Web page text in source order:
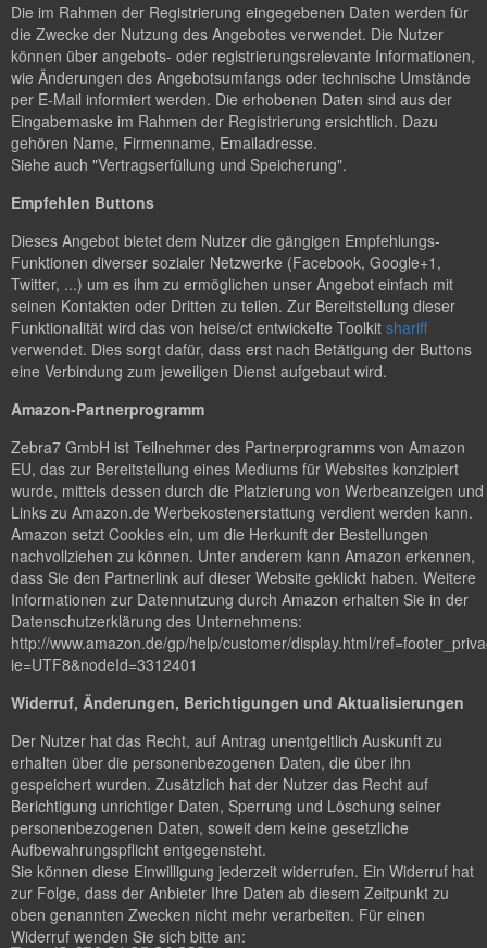
Die im Rahmen der Registrierung eingegebenen Daten werden für
die Zwecke der Nutzung des Angebotes verwendet. Die Nutzer
können über angebots- oder registrierungsrelevante Informationen,
wie Änderungen des Angebotsumfangs oder technische Umstände
per E-Mail informiert werden. Die erhobenen Daten sind aus der
Eingabemaske im Rahmen der Registrierung ersichtlich. Dazu
gehören Name, Firmenname, Emailadresse.
Siehe auch "Vertragserfüllung und Speicherung".
Empfehlen Buttons
Dieses Angebot bietet dem Nutzer die gängigen Empfehlungs-
Funktionen diverser sozialer Netzwerke (Facebook, Google+1,
Twitter, ...) um es ihm zu ermöglichen unser Angebot einfach mit
seinen Kontakten oder Dritten zu teilen. Zur Bereitstellung dieser
Funktionalität wird das von heise/ct entwickelte Toolkit shariff
verwendet. Dies sorgt dafür, dass erst nach Betätigung der Buttons
eine Verbindung zum jeweiligen Dienst aufgebaut wird.
Amazon-Partnerprogramm
Zebra7 GmbH ist Teilnehmer des Partnerprogramms von Amazon
EU, das zur Bereitstellung eines Mediums für Websites konzipiert
wurde, mittels dessen durch die Platzierung von Werbeanzeigen und
Links zu Amazon.de Werbekostenerstattung verdient werden kann.
Amazon setzt Cookies ein, um die Herkunft der Bestellungen
nachvollziehen zu können. Unter anderem kann Amazon erkennen,
dass Sie den Partnerlink auf dieser Website geklickt haben. Weitere
Informationen zur Datennutzung durch Amazon erhalten Sie in der
Datenschutzerklärung des Unternehmens:
http://www.amazon.de/gp/help/customer/display.html/
ie=UTF8&nodeId=3312401
Widerruf, Änderungen, Berichtigungen und Aktualisierungen
Der Nutzer hat das Recht, auf Antrag unentgeltlich Auskunft zu
erhalten über die personenbezogenen Daten, die über ihn
gespeichert wurden. Zusätzlich hat der Nutzer das Recht auf
Berichtigung unrichtiger Daten, Sperrung und Löschung seiner
personenbezogenen Daten, soweit dem keine gesetzliche
Aufbewahrungspflicht entgegensteht.
Sie können diese Einwilligung jederzeit widerrufen. Ein Widerruf hat
zur Folge, dass der Anbieter Ihre Daten ab diesem Zeitpunkt zu
oben genannten Zwecken nicht mehr verarbeiten. Für einen
Widerruf wenden Sie sich bitte an: